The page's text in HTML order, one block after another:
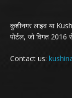
कुशीनगर लाइव या
पोर्टल, जो विगत
Contact us: